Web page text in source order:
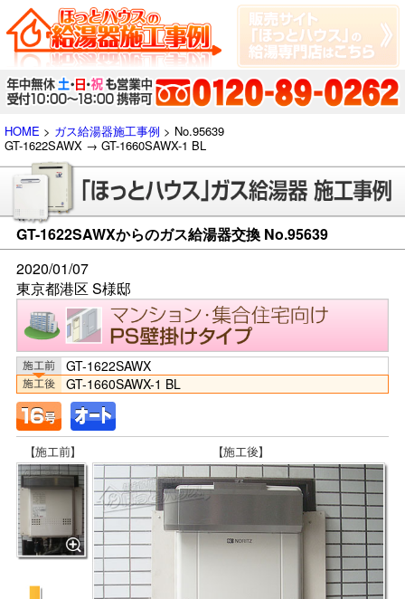
HOME > ガス給湯器施工事例 > No.95639
GT-1622SAWX → GT-1660SAWX-1 BL
GT-1622SAWXからのガス給湯器交換 No.95639
2020/01/07
東京都港区 S様邸
GT-1622SAWX
GT-1660SAWX-1 BL